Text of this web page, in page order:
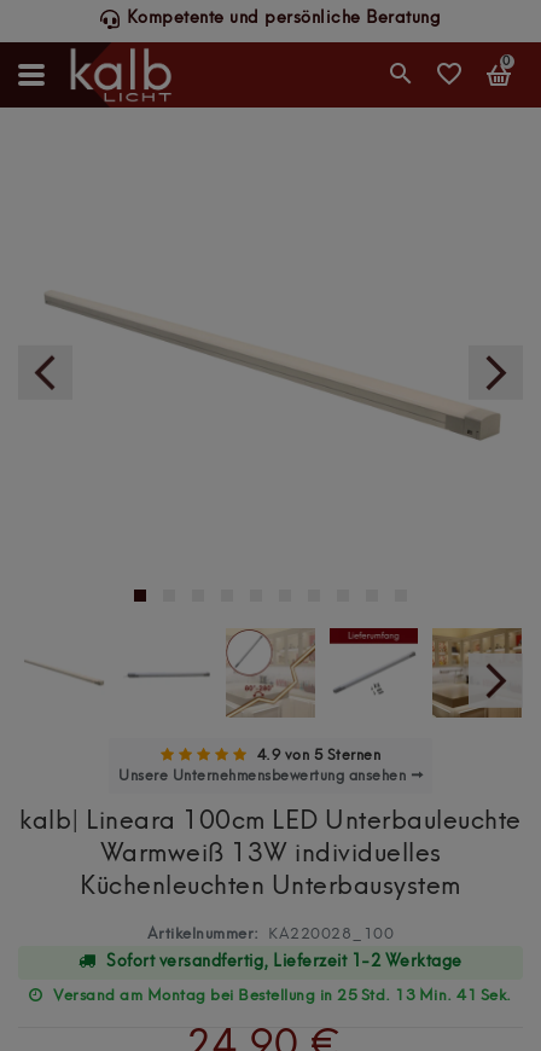
Schneller DHL-Versand, werktags bis 14 Uhr
0
4.9 von 5 Sternen
Unsere Unternehmensbewertung ansehen →
kalb| Lineara 100cm LED Unterbauleuchte
Warmweiß 13W individuelles
Küchenleuchten Unterbausystem
Artikelnummer:
KA220028_100
Sofort versandfertig, Lieferzeit 1-2 Werktage
Versand am Montag bei Bestellung in 25 Std. 13 Min. 40 Sek.